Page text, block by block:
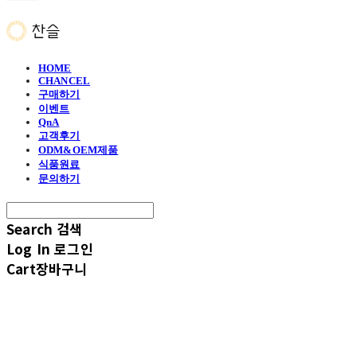
HOME
CHANCEL
구매하기
이벤트
QnA
고객후기
ODM&OEM제품
식품원료
문의하기
Search 검색
Log In 로그인
Cart장바구니